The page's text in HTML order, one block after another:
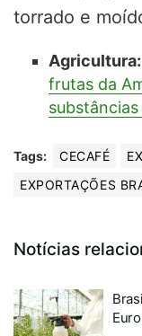
torrado e
Agricultura:
frutas da
Tags: CECAFÉ
EXPORTAÇÕES
Notícias